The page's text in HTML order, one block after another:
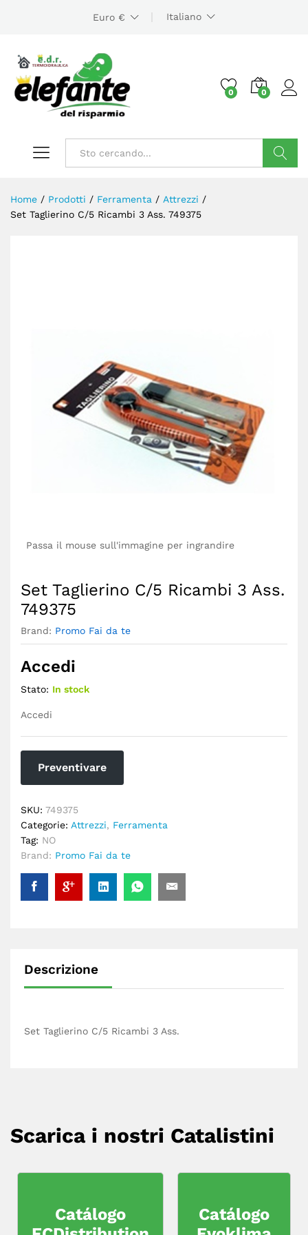
Euro € Italiano
0 0
Home / Prodotti / Ferramenta / Attrezzi /
Set Taglierino C/5 Ricambi 3 Ass. 749375
Passa il mouse sull'immagine per ingrandire
Set Taglierino C/5 Ricambi 3 Ass.
749375
Brand: Promo Fai da te
Accedi
Stato: In stock
Accedi
Preventivare
SKU: 749375
Categorie: Attrezzi, Ferramenta
Tag: NO
Brand: Promo Fai da te
Descrizione
Set Taglierino C/5 Ricambi 3 Ass.
Scarica i nostri Catalistini
Catálogo
Catálogo